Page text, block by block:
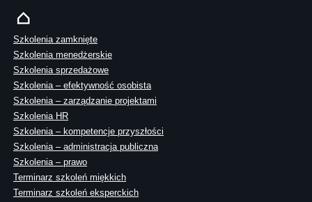
Szkolenia zamknięte
Szkolenia menedżerskie
Szkolenia sprzedażowe
Szkolenia – efektywność osobista
Szkolenia – zarządzanie projektami
Szkolenia HR
Szkolenia – kompetencje przyszłości
Szkolenia – administracja publiczna
Szkolenia – prawo
Terminarz szkoleń miękkich
Terminarz szkoleń eksperckich